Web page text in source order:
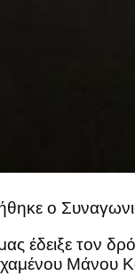
ο
έδειξε τον